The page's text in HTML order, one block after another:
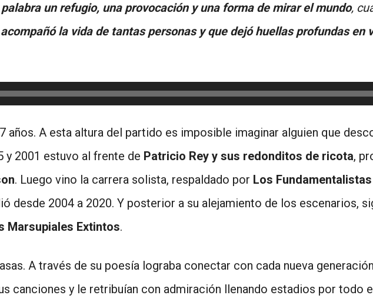
un refugio, una provocación y una forma de mirar el mundo,
la vida de tantas personas y que dejó huellas profundas en
años. A esta altura del partido es imposible imaginar alguien que
2001 estuvo al frente de Patricio Rey y sus redonditos de ricota,
. Luego vino la carrera solista, respaldado por Los
desde 2004 a 2020. Y posterior a su alejamiento de los escenarios,
Marsupiales Extintos.
A través de su poesía lograba conectar con cada nueva
canciones y le retribuían con admiración llenando estadios por todo